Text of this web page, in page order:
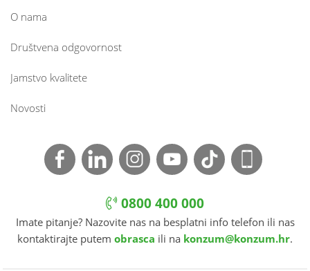
O nama
Društvena odgovornost
Jamstvo kvalitete
Novosti
0800 400 000
Imate pitanje? Nazovite nas na besplatni info telefon ili nas
kontaktirajte putem obrasca ili na konzum@konzum.hr.